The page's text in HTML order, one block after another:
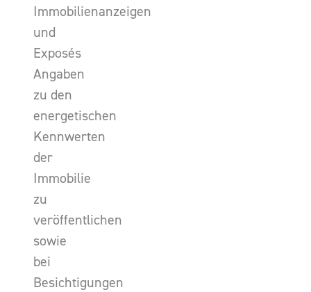
Immobilienanzeigen
und
Exposés
Angaben
zu den
energetischen
Kennwerten
der
Immobilie
zu
veröffentlichen
sowie
bei
Besichtigungen